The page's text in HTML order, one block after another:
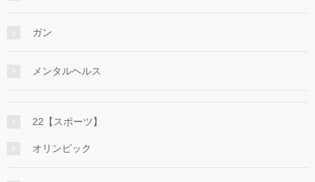
ガン
メンタルヘルス
22【スポーツ】
オリンピック